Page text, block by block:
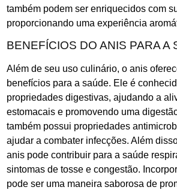
também podem ser enriquecidos com
proporcionando uma experiência
BENEFÍCIOS DO ANIS PARA A
Além de seu uso culinário, o anis
benefícios para a saúde. Ele é
propriedades digestivas, ajudando a
estomacais e promovendo uma
também possui propriedades
ajudar a combater infecções. Além
anis pode contribuir para a saúde
sintomas de tosse e congestão.
pode ser uma maneira saborosa de